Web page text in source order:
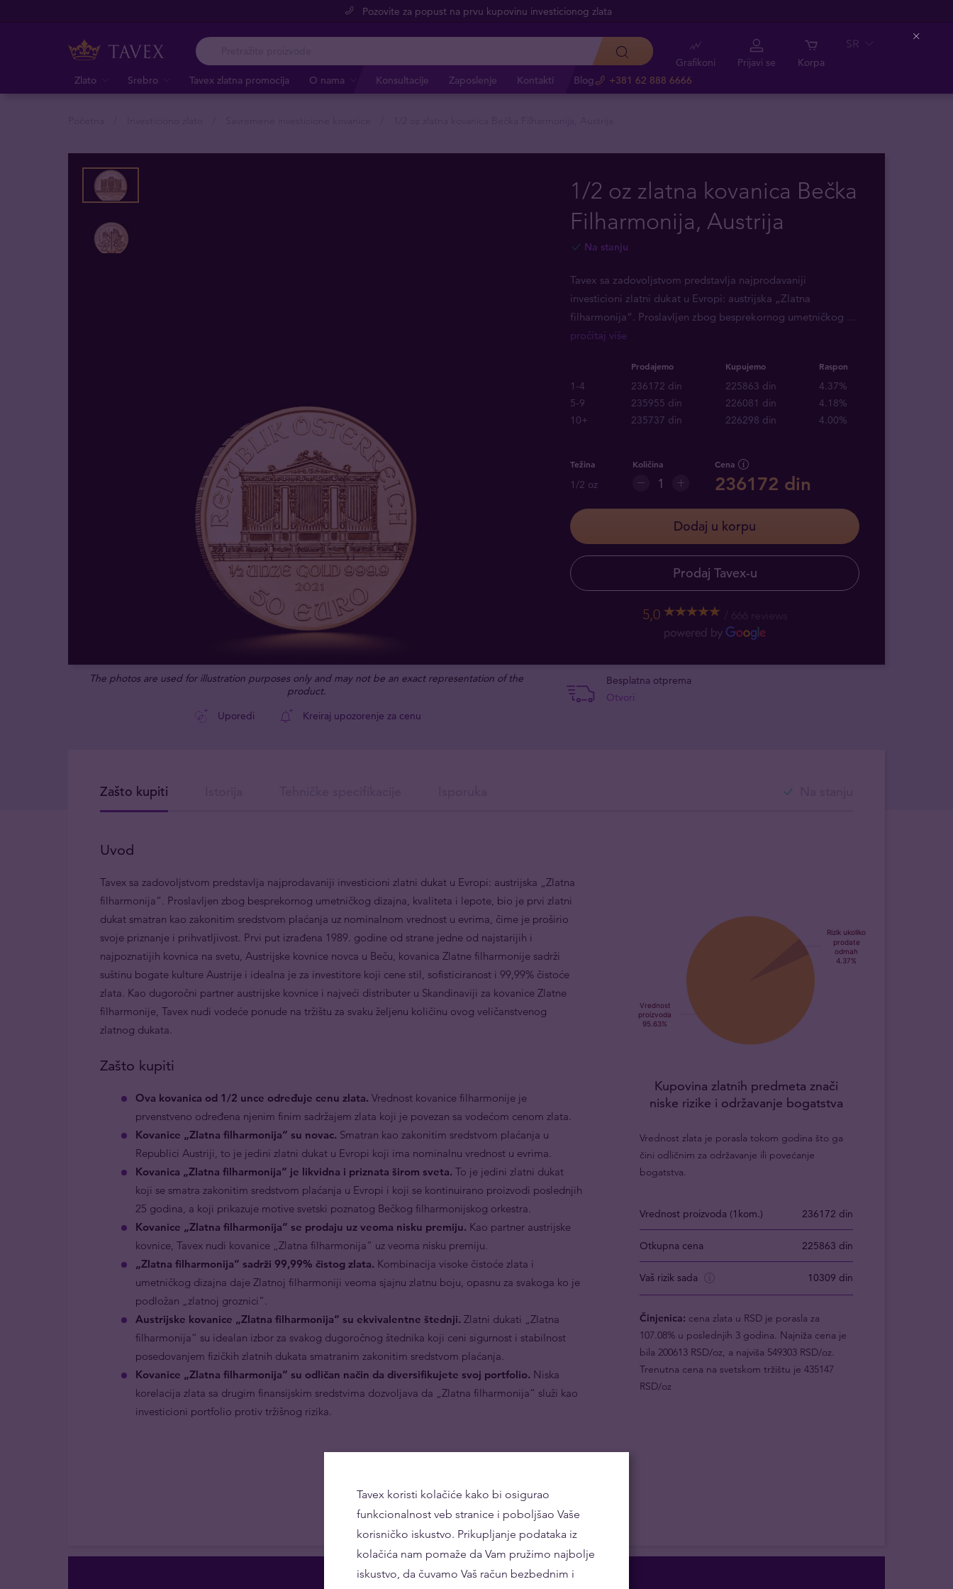
Pozovite za popust na prvu kupovinu investicionog zlata
Zlato Srebro Tavex zlatna promocija O nama Konsultacije Zaposlenje Kontakti Blog +381 62 888 6666
Grafikoni Prijavi se Korpa
SR
1/2 oz zlatna kovanica Bečka
Filharmonija, Austrija
Na stanju
Tavex sa zadovoljstvom predstavlja najprodavaniji
investicioni zlatni dukat u Evropi: austrijska „Zlatna
filharmonija“. Proslavljen zbog besprekornog umetničkog ...
pročitaj više
Prodajemo Kupujemo Raspon
1-4 236172 din 225863 din
4.37%
5-9
235955 din 226081 din
4.18%
10+
235737 din 226298 din 4.00%
Težina
1/2 oz
Količina Cena
236172 din
Dodaj u korpu
Prodaj Tavex-u
5,0 666 reviews
Besplatna otprema
Otvori
The photos are used for illustration purposes only and may not be an exact representation of the
product.
Uporedi
Kreiraj upozorenje za cenu
Zašto kupiti
Uvod
Tavex sa zadovoljstvom predstavlja najprodavaniji investicioni zlatni dukat u Evropi: austrijska „Zlatna
filharmonija“. Proslavljen zbog besprekornog umetničkog dizajna, kvaliteta i lepote, bio je prvi zlatni
dukat smatran kao zakonitim sredstvom plaćanja uz nominalnom vrednost u evrima, čime je proširio
svoje priznanje i prihvatljivost. Prvi put izrađena 1989. godine od strane jedne od najstarijih i
najpoznatijih kovnica na svetu, Austrijske kovnice novca u Beču, kovanica Zlatne filharmonije sadrži
suštinu bogate kulture Austrije i idealna je za investitore koji cene stil, sofisticiranost i 99,99% čistoće
zlata. Kao dugoročni partner austrijske kovnice i najveći distributer u Skandinaviji za kovanice Zlatne
filharmonije, Tavex nudi vodeće ponude na tržištu za svaku željenu količinu ovog veličanstvenog
zlatnog dukata.
Zašto kupiti
Ova kovanica od 1/2 unce određuje cenu zlata. Vrednost kovanice filharmonije je
prvenstveno određena njenim finim sadržajem zlata koji je povezan sa vodećom cenom zlata.
Kovanice „Zlatna filharmonija“ su novac. Smatran kao zakonitim sredstvom plaćanja u
Republici Austriji, to je jedini zlatni dukat u Evropi koji ima nominalnu vrednost u evrima.
Kovanica „Zlatna filharmonija“ je likvidna i priznata širom sveta. To je jedini zlatni dukat
koji se smatra zakonitim sredstvom plaćanja u Evropi i koji se kontinuirano proizvodi poslednjih
25 godina, a koji prikazuje motive svetski poznatog Bečkog filharmonijskog orkestra.
Kovanice „Zlatna filharmonija“ se prodaju uz veoma nisku premiju. Kao partner austrijske
kovnice, Tavex nudi kovanice „Zlatna filharmonija“ uz veoma nisku premiju.
„Zlatna filharmonija“ sadrži 99,99% čistog zlata. Kombinacija visoke čistoće zlata i
umetničkog dizajna daje Zlatnoj filharmoniji veoma sjajnu zlatnu boju, opasnu za svakoga ko je
podložan „zlatnoj groznici“.
Austrijske kovanice „Zlatna filharmonija“ su ekvivalentne štednji. Zlatni dukati „Zlatna
filharmonija“ su idealan izbor za svakog dugoročnog štednika koji ceni sigurnost i stabilnost
posedovanjem fizičkih zlatnih dukata smatranim zakonitim sredstvom plaćanja.
Kovanice „Zlatna filharmonija“ su odličan način da diversifikujete svoj portfolio. Niska
korelacija zlata sa drugim finansijskim sredstvima dozvoljava da „Zlatna filharmonija“ služi kao
investicioni portfolio protiv tržišnog rizika.
Kupovina zlatnih predmeta znači
niske rizike i održavanje bogatstva
Vrednost zlata je porasla tokom godina što ga
čini odličnim za održavanje ili povećanje
bogatstva.
Vrednost proizvoda (1kom.) 236172 din
Otkupna cena 225863 din
Vaš rizik sada 10309 din
Činjenica: cena zlata u RSD je porasla za
107.08% u poslednjih 3 godina. Najniža cena je
bila 200613 RSD/oz, a najviša 549303 RSD/oz.
Trenutna cena na svetskom tržištu je 435147
RSD/oz
Tavex koristi kolačiće kako bi osigurao
funkcionalnost veb stranice i poboljšao Vaše
korisničko iskustvo. Prikupljanje podataka iz
kolačića nam pomaže da Vam pružimo najbolje
iskustvo, da čuvamo Vaš račun bezbednim i
Close